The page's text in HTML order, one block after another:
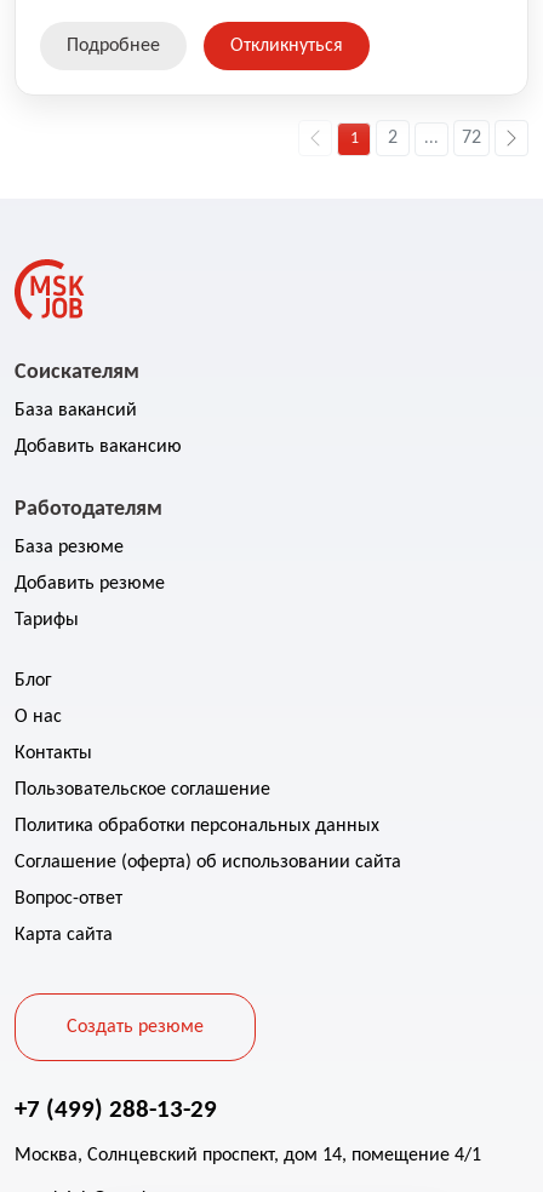
Подробнее Откликнуться
1 2 ... 72
Соискателям
База вакансий
Добавить вакансию
Работодателям
База резюме
Добавить резюме
Тарифы
Блог
О нас
Контакты
Пользовательское соглашение
Политика обработки персональных данных
Соглашение (оферта) об использовании сайта
Вопрос-ответ
Карта сайта
Создать резюме
+7 (499) 288-13-29
Москва, Солнцевский проспект, дом 14, помещение 4/1